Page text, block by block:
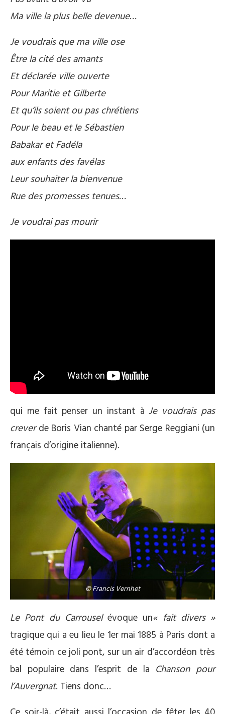
Ma ville la plus belle devenue…
Je voudrais que ma ville ose
Être la cité des amants
Et déclarée ville ouverte
Pour Maritie et Gilberte
Et qu’ils soient ou pas chrétiens
Pour le beau et le Sébastien
Babakar et Fadéla
aux enfants des favélas
Leur souhaiter la bienvenue
Rue des promesses tenues…
Je voudrai pas mourir
qui me fait penser un instant àJe voudrais pas
creverde Boris Vian chanté par Serge Reggiani (un
français d’origine italienne).
© Francis Vernhet
Le Pont du Carrousel évoque un« fait divers »
tragique qui a eu lieu le 1er mai 1885 à Paris dont a
été témoin ce joli pont, sur un air d’accordéon très
bal populaire dans l’esprit de la Chanson pour
l’Auvergnat. Tiens donc…